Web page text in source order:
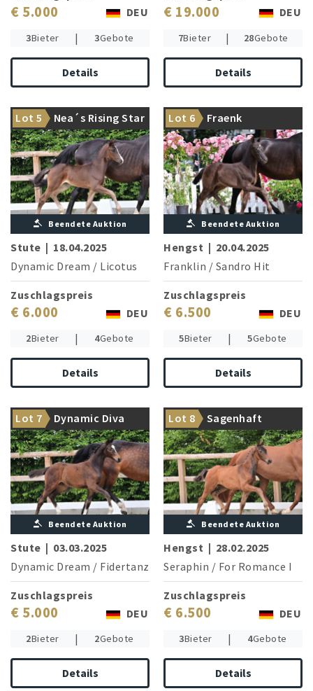
€ 5.000 DEU
3Bieter | 3Gebote
Details
€ 19.000 DEU
7Bieter | 28Gebote
Details
Lot 5
Nea´s Rising Star
S
Onkel Don Daiquiri feiert
Grand Prix-Siege
Beendete Auktion
Stute | 18.04.2025
Dynamic Dream / Licotus
Zuschlagspreis
€ 6.000 DEU
2Bieter | 4Gebote
Details
Lot 6 Fraenk
Bruder von
hocherfolgreichen
Dressurpferden
Beendete Auktion
Hengst | 20.04.2025
Franklin / Sandro Hit
Zuschlagspreis
€ 6.500 DEU
5Bieter | 5Gebote
Details
Lot 7 Dynamic Diva
Aus der Schatztruhe von
Dynamic Dream
Beendete Auktion
Stute | 03.03.2025
Dynamic Dream / Fidertanz
Zuschlagspreis
€ 5.000 DEU
2Bieter | 2Gebote
Details
Lot 8 Sagenhaft
Aus dem Premierenjahrgang
von Seraphin
Beendete Auktion
Hengst | 28.02.2025
Seraphin / For Romance I
Zuschlagspreis
€ 6.500 DEU
3Bieter | 4Gebote
Details